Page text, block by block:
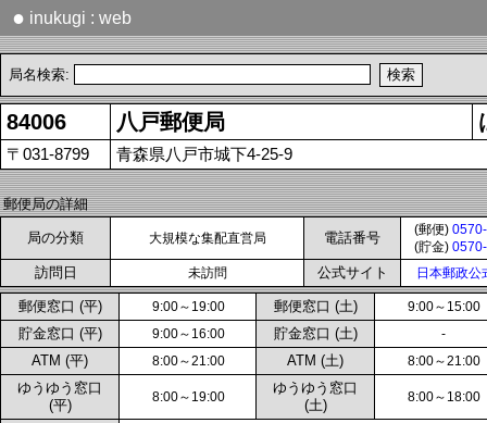
● inukugi : web
局名検索:
84006 八戸郵便局
〒031-8799 青森県八戸市城下4-25-9
郵便局の詳細
局の分類 大規模な集配直営局 電話番号 (郵便)
(貯金)
訪問日 未訪問 公式サイト 日本郵政公
郵便窓口 (平) 9:00～19:00 郵便窓口 (土) 9:00～15:00
貯金窓口 (平) 9:00～16:00 貯金窓口 (土) -
ATM (平) 8:00～21:00 ATM (土) 8:00～21:00
ゆうゆう窓口
(平)
8:00～19:00
ゆうゆう窓口
(土)
8:00～18:00